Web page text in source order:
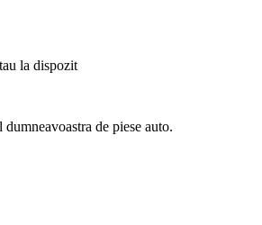
la dispozit
de piese auto.